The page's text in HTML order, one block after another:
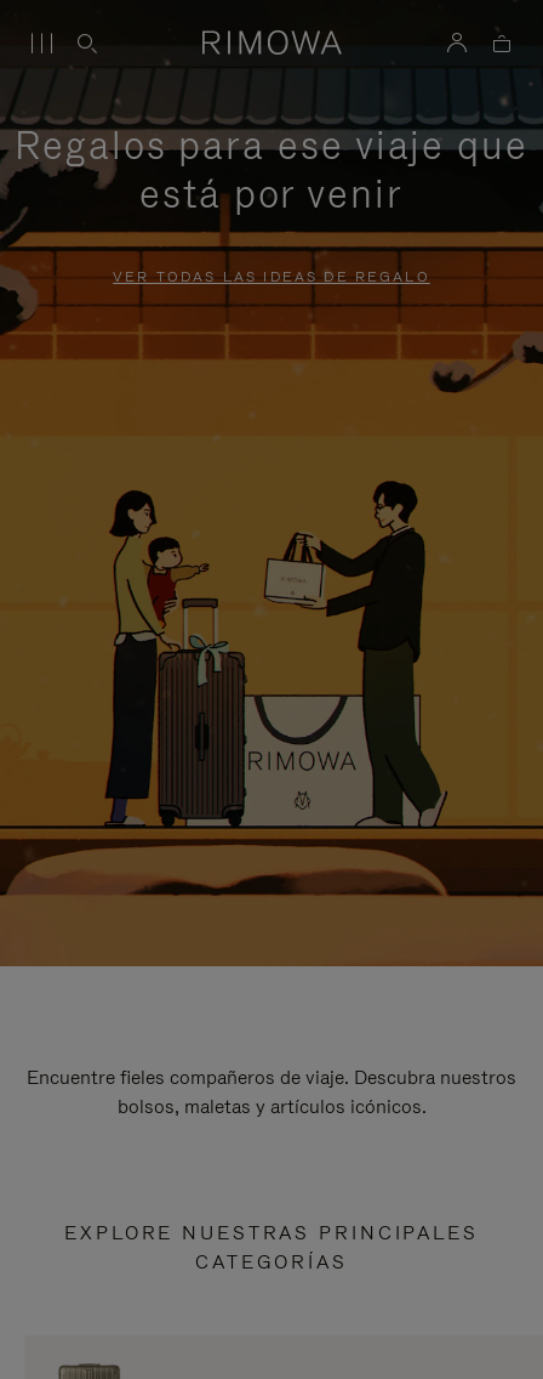
Regalos para ese viaje que
está por venir
VER TODAS LAS IDEAS DE REGALO
Encuentre fieles compañeros de viaje. Descubra nuestros
bolsos, maletas y artículos icónicos.
EXPLORE NUESTRAS PRINCIPALES
CATEGORÍAS